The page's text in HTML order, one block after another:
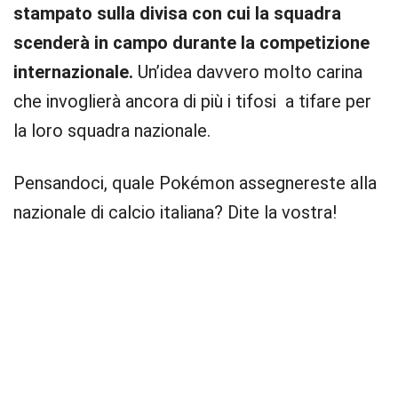
stampato sulla divisa con cui la squadra
scenderà in campo durante la competizione
internazionale. Un’idea davvero molto carina
che invoglierà ancora di più i tifosi a tifare per
la loro squadra nazionale.
Pensandoci, quale Pokémon assegnereste alla
nazionale di calcio italiana? Dite la vostra!